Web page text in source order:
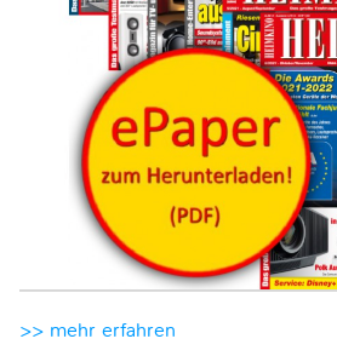
>> mehr erfahren